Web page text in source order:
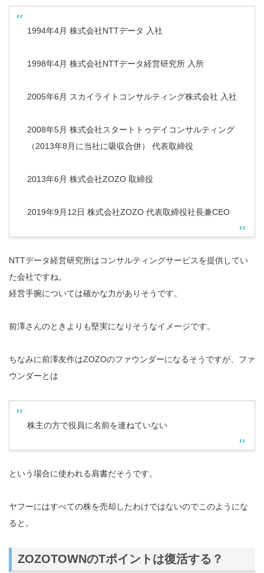
1994年4月 株式会社NTTデータ 入社
1998年4月 株式会社NTTデータ経営研究所 入所
2005年6月 スカイライトコンサルティング株式会社 入社
2008年5月 株式会社スタートトゥデイコンサルティング
（2013年8月に当社に吸収合併） 代表取締役
2013年6月 株式会社ZOZO 取締役
2019年9月12日 株式会社ZOZO 代表取締役社長兼CEO
NTTデータ経営研究所はコンサルティングサービスを提供してい
た会社ですね。
経営手腕については確かな力がありそうです。
前澤さんのときよりも堅実になりそうなイメージです。
ちなみに前澤友作はZOZOのファウンダーになるそうですが、ファ
ウンダーとは
株主の方で役員に名前を連ねていない
という場合に使われる肩書だそうです。
ヤフーにはすべての株を売却したわけではないのでこのようにな
ると。
ZOZOTOWNのTポイントは復活する？